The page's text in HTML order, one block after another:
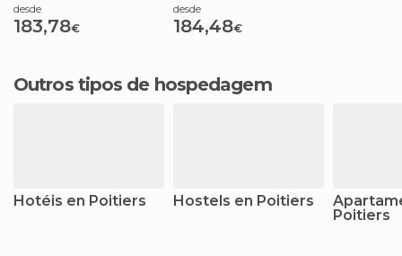
desde
183,78€
desde
184,48€
Outros tipos de hospedagem
Hotéis en Poitiers Hostels en Poitiers
Poitiers